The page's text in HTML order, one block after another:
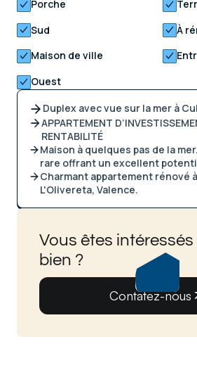
Porche
Sud
À
Maison de ville
Ouest
Duplex avec vue sur la mer à
APPARTEMENT
RENTABILITÉ
Maison à quelques pas de la
rare offrant un excellent
Charmant appartement rénové
L'Olivereta, Valence.
Vous êtes
bien ?
Contatez-nous